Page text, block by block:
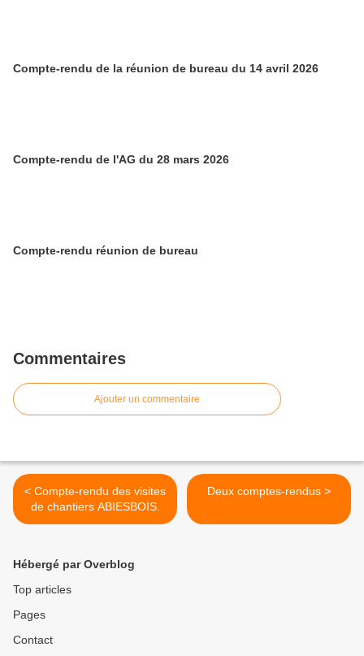
Compte-rendu de la réunion de bureau du 14 avril 2026
Compte-rendu de l'AG du 28 mars 2026
Compte-rendu réunion de bureau
Commentaires
Ajouter un commentaire
< Compte-rendu des visites
de chantiers ABIESBOIS.
Deux comptes-rendus >
Hébergé par Overblog
Top articles
Pages
Contact